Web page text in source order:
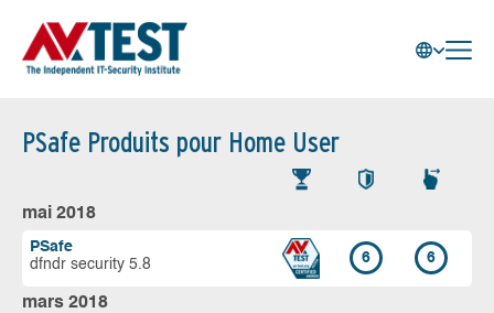
PSafe Produits pour Home User
mai 2018
PSafe
dfndr security 5.8
6 6
mars 2018